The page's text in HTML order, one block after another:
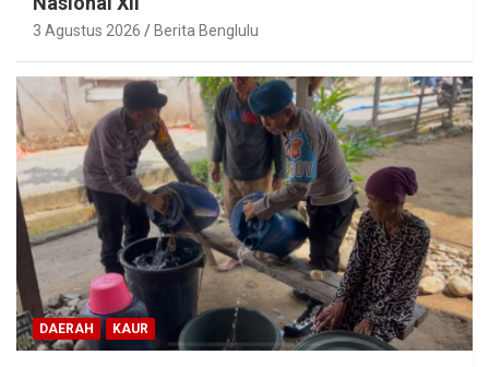
3 Agustus 2026 Berita Benglulu
DAERAH KAUR